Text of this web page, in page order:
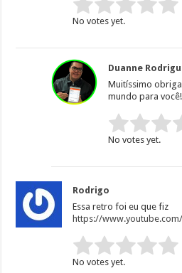
Rate this item:
No votes yet.
Duanne
Muitíssimo
mundo para
Rate this item:
No votes yet.
Rodrigo
Essa retro foi eu que fiz
https://www.youtube.com/
Rate this item:
No votes yet.